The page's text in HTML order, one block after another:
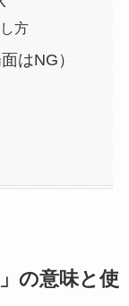
方
はNG）
の意味と使